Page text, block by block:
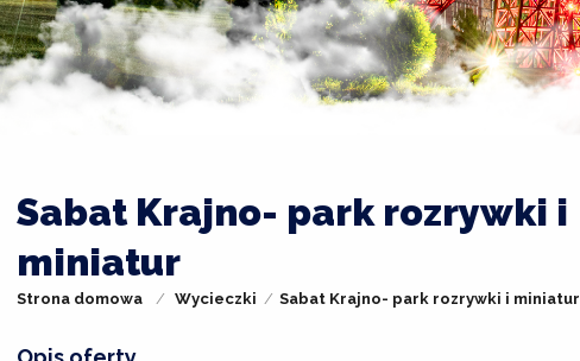
Sabat Krajno- park rozrywki i
miniatur
Strona domowa Wycieczki Sabat Krajno- park rozrywki i miniatur